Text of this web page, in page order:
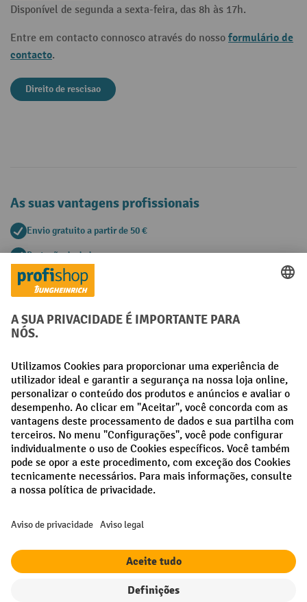
Ordenação
Disponível de segunda a sexta-feira, das 8h às 17h.
Entre em contacto connosco através do nosso formulário de
contacto.
Direito de rescisao
As suas vantagens profissionais
Envio gratuito a partir de 50 €
Proteção de dados segura
Aconselhamento pessoal de compra
Métodos de pagamento
Creditcard (Master)Creditcard (Visa)Pré-pagamento
Redes sociais
Facebook
LinkedIn
Instagram
Proteção de dados Definições de privacidade
Todos os preços excl. IVA maiscustos de envio
entrega, se não indicado o contrário.